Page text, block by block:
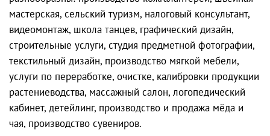
мастерская, сельский туризм, налоговый консультант,
видеомонтаж, школа танцев, графический дизайн,
строительные услуги, студия предметной фотографии,
текстильный дизайн, производство мягкой мебели,
услуги по переработке, очистке, калибровки продукции
растениеводства, массажный салон, логопедический
кабинет, детейлинг, производство и продажа мёда и
чая, производство сувениров.